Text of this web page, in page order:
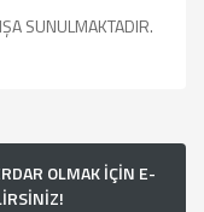
SUNULMAKTADIR.
OLMAK İÇİN E-